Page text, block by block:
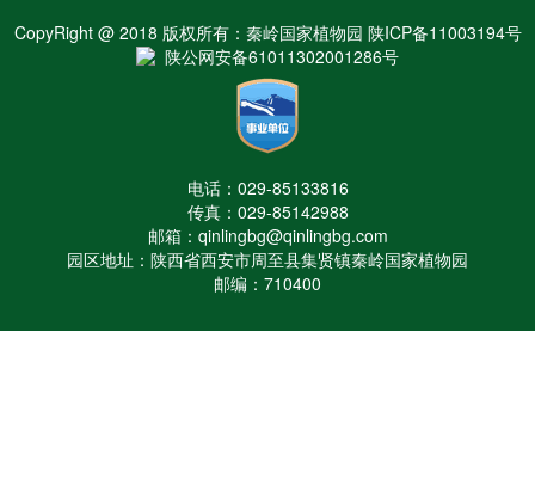
CopyRight @ 2018 版权所有：秦岭国家植物园 陕ICP备11003194号
陕公网安备61011302001286号
电话：029-85133816
传真：029-85142988
邮箱：qinlingbg@qinlingbg.com
园区地址：陕西省西安市周至县集贤镇秦岭国家植物园
邮编：710400